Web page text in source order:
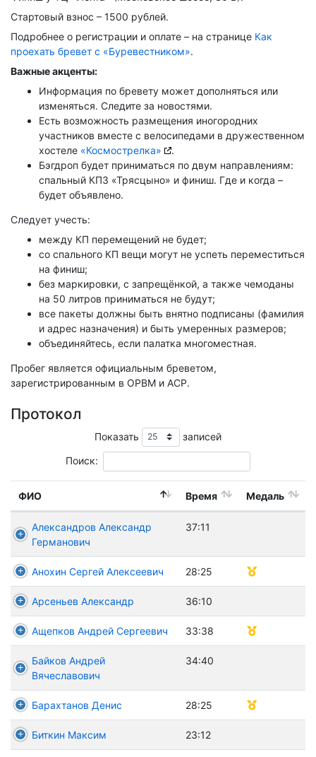
Стартовый взнос – 1500 рублей.
Подробнее о регистрации и оплате – на странице Как
проехать бревет с «Буревестником».
Важные акценты:
Информация по бревету может дополняться или
изменяться. Следите за новостями.
Есть возможность размещения иногородних
участников вместе с велосипедами в дружественном
хостеле «Космострелка»
.
Бэгдроп будет приниматься по двум направлениям:
спальный КП3 «Трясцыно» и финиш. Где и когда –
будет объявлено.
Следует учесть:
между КП перемещений не будет;
со спального КП вещи могут не успеть переместиться
на финиш;
без маркировки, с запрещёнкой, а также чемоданы
на 50 литров приниматься не будут;
все пакеты должны быть внятно подписаны (фамилия
и адрес назначения) и быть умеренных размеров;
объединяйтесь, если палатка многоместная.
Пробег является официальным бреветом,
зарегистрированным в ОРВМ и ACP.
Протокол
Показать записей
Поиск:
ФИО Время Медаль
Александров Александр
Германович
37:11
Анохин Сергей Алексеевич 28:25
Арсеньев Александр 36:10
Ащепков Андрей Сергеевич 33:38
Байков Андрей
Вячеславович
34:40
Барахтанов Денис 28:25
Биткин Максим 23:12